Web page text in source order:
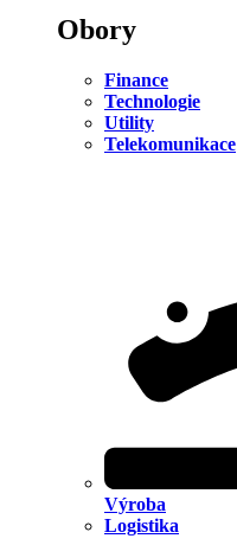
Obory
Finance
Technologie
Utility
Telekomunikace
Výroba
Logistika